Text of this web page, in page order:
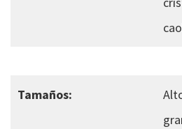
Tamaños: